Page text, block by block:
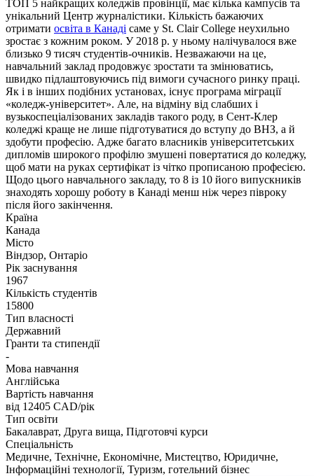
ТОП 5 найкращих коледжів провінції, має кілька кампусів та
унікальний Центр журналістики. Кількість бажаючих
отримати освіта в Канаді саме у St. Clair College неухильно
зростає з кожним роком. У 2018 р. у ньому налічувалося вже
близько 9 тисяч студентів-очників. Незважаючи на це,
навчальний заклад продовжує зростати та змінюватись,
швидко підлаштовуючись під вимоги сучасного ринку праці.
Як і в інших подібних установах, існує програма міграції
«коледж-університет». Але, на відміну від слабших і
вузькоспеціалізованих закладів такого роду, в Сент-Клер
коледжі краще не лише підготуватися до вступу до ВНЗ, а й
здобути професію. Адже багато власників університетських
дипломів широкого профілю змушені повертатися до коледжу,
щоб мати на руках сертифікат із чітко прописаною професією.
Щодо цього навчального закладу, то 8 із 10 його випускників
знаходять хорошу роботу в Канаді менш ніж через півроку
після його закінчення.
Країна
Канада
Місто
Віндзор, Онтаріо
Рік заснування
1967
Кількість студентів
15800
Тип власності
Державний
Гранти та стипендії
-
Мова навчання
Англійська
Вартість навчання
від 12405 CAD/рік
Тип освіти
Бакалаврат, Друга вища, Підготовчі курси
Спеціальність
Медичне, Технічне, Економічне, Мистецтво, Юридичне,
Інформаційні технології, Туризм, готельний бізнес